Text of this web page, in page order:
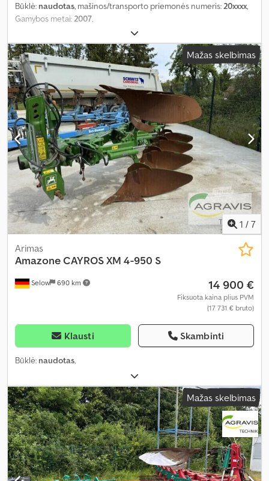
Būklė: naudotas, mašinos/transporto priemonės numeris:20xxxx,
Gamybos metai:2007,
Mažas skelbimas
1 / 7
Selow 690 km
Arimas
AmazoneCAYROS XM 4-950 S
14 900 €
Fiksuota kaina plius PVM
(17 731 € bruto)
Klausti Skambinti
Būklė: naudotas,
Mažas skelbimas